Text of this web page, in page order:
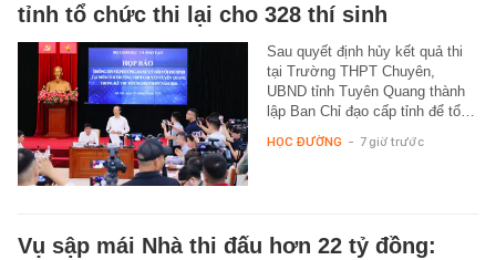
tỉnh tổ chức thi lại cho 328 thí sinh
Sau quyết định hủy kết quả thi
tại Trường THPT Chuyên,
UBND tỉnh Tuyên Quang thành
lập Ban Chỉ đạo cấp tỉnh để tổ…
HỌC ĐƯỜNG - 7 giờ trước
Vụ sập mái Nhà thi đấu hơn 22 tỷ đồng: